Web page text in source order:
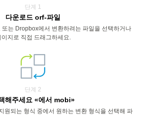
단계 1
다운로드 orf-파일
는 Dropbox에서 변환하려는 파일을 선택하거나
이지로 직접 드래그하세요.
단계 2
해주세요 «에서 mobi»
원되는 형식 중에서 원하는 변환 형식을 선택해 파